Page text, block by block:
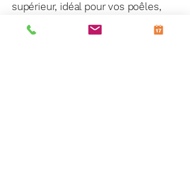
supérieur, idéal pour vos poêles,